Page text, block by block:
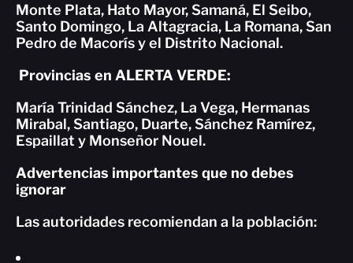
Monte Plata, Hato Mayor, Samaná, El Seibo,
Santo Domingo, La Altagracia, La Romana, San
Pedro de Macorís y el Distrito Nacional.
Provincias en ALERTA VERDE:
María Trinidad Sánchez, La Vega, Hermanas
Mirabal, Santiago, Duarte, Sánchez Ramírez,
Espaillat y Monseñor Nouel.
Advertencias importantes que no debes
ignorar
Las autoridades recomiendan a la población: